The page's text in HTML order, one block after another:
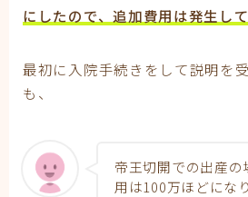
にしたので、追加費用は発生し
最初に入院手続きをして説明を
も、
帝王切開での出産
用は100万ほどにな